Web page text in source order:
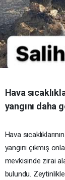
Hava
yangını daha
Hava
yangını çıkmış
mevkisinde zirai
bulundu.